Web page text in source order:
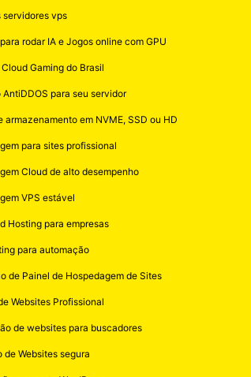
servidores vps
rodar IA e Jogos online com GPU
Gaming do Brasil
AntiDDOS para seu servidor
armazenamento em NVME, SSD ou HD
para sites profissional
Cloud de alto desempenho
VPS estável
Hosting para empresas
para automação
de Painel de Hospedagem de Sites
Websites Profissional
de websites para buscadores
de Websites segura